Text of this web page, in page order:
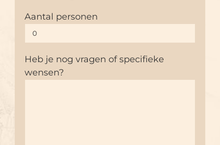
Aantal personen
Heb je nog vragen of specifieke
wensen?